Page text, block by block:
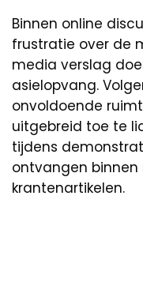
Binnen online
frustratie over de
media verslag
asielopvang.
onvoldoende
uitgebreid toe te
tijdens
ontvangen binnen
krantenartikelen.